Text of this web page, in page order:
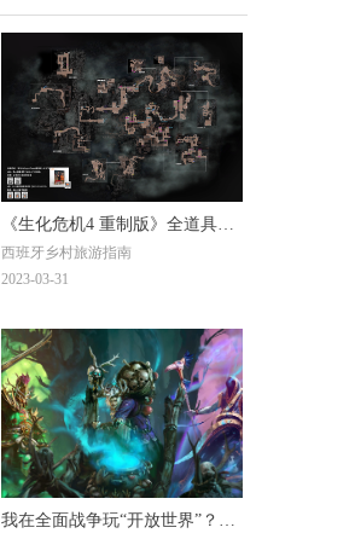
《生化危机4 重制版》全道具地
图
西班牙乡村旅游指南
2023-03-31
我在全面战争玩“开放世界”？